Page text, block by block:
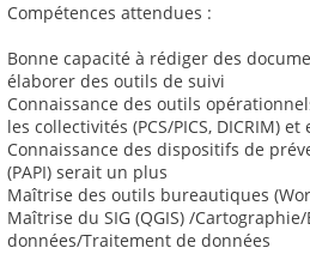
Compétences attendues :
Bonne capacité à rédiger des
élaborer des outils de suivi
Connaissance des outils
les collectivités (PCS/PICS, DICRIM)
Connaissance des dispositifs de
(PAPI) serait un plus
Maîtrise des outils bureautiques
Maîtrise du SIG (QGIS) /Cartographie/
données/Traitement de données